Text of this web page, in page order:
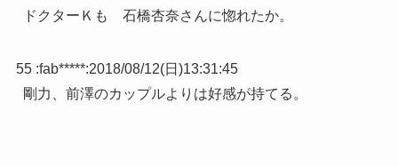
ドクターＫも 石橋杏奈さんに惚れたか。
55 :fab*****:2018/08/12(日)13:31:45
剛力、前澤のカップルよりは好感が持てる。